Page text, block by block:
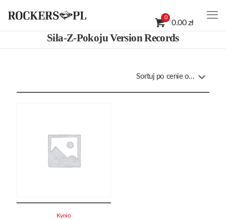
0
0.00 zł
Siła-Z-Pokoju Version Records
Kynio